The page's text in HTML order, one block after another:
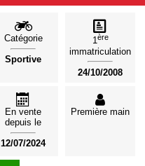
Catégorie
Sportive
1ère
immatriculation
24/10/2008
En vente
depuis le
12/07/2024
Première main